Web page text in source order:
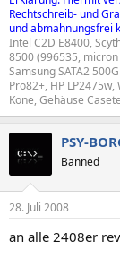
Rechtschreib- und
und abmahnungsfrei
Intel C2D E8400,
8500 (996535,
Samsung SATA2
Pro82+, HP LP2475w,
Kone, Gehäuse
PSY-
Banned
28. Juli 2008
an alle 2408er